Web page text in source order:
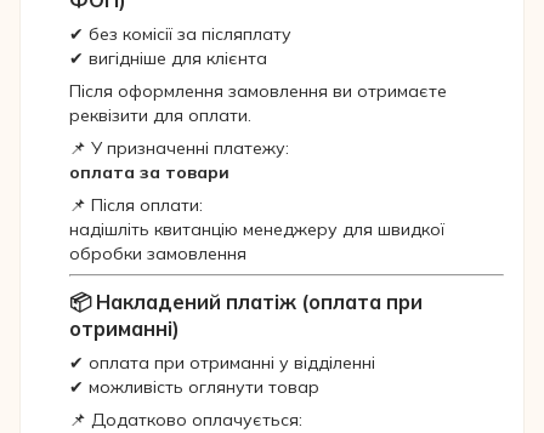
✔ без комісії за післяплату
✔ вигідніше для клієнта
Після оформлення замовлення ви отримаєте
реквізити для оплати.
📌 У призначенні платежу:
оплата за товари
📌 Після оплати:
надішліть квитанцію менеджеру для швидкої
обробки замовлення
📦 Накладений платіж (оплата при
отриманні)
✔ оплата при отриманні у відділенні
✔ можливість оглянути товар
📌 Додатково оплачується: